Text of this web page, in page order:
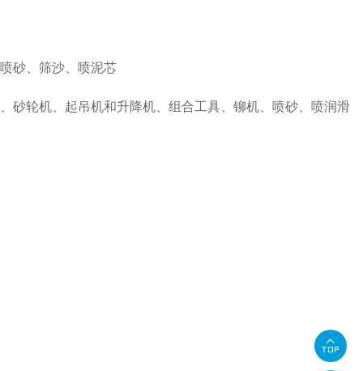
砂、筛沙、喷泥芯
砂轮机、起吊机和升降机、组合工具、铆机、喷砂、喷润滑